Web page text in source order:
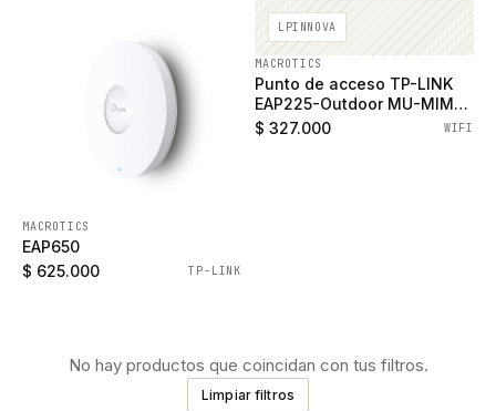
MACROTICS
EAP650
$ 625.000
TP-LINK
LPINNOVA
MACROTICS
Punto de acceso TP-LINK
EAP225-Outdoor MU-MIMO
exterior
$ 327.000 WIFI
No hay productos que coincidan con tus filtros.
Limpiar filtros